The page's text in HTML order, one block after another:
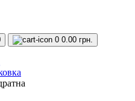
0 0.00 грн.